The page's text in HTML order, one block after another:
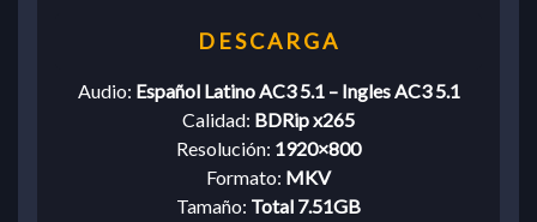
Audio: Español Latino AC3 5.1 – Ingles AC3 5.1
Calidad: BDRip x265
Resolución: 1920×800
Formato: MKV
Tamaño: Total 7.51GB